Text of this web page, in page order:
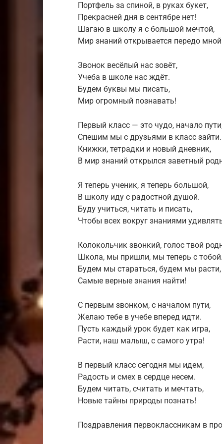
Портфель за спиной, в руках букет,
Прекрасней дня в сентябре нет!
Шагаю в школу я с большой мечтой,
Мир знаний открывается передо
Звонок весёлый нас зовёт,
Учеба в школе нас ждёт.
Будем буквы мы писать,
Мир огромный познавать!
Первый класс — это чудо, начало
Спешим мы с друзьями в класс зайти.
Книжки, тетрадки и новый дневник,
В мир знаний открылся заветный
Я теперь ученик, я теперь большой,
В школу иду с радостной душой.
Буду учиться, читать и писать,
Чтобы всех вокруг знаниями
Колокольчик звонкий, голос твой
Школа, мы пришли, мы теперь с тобой.
Будем мы стараться, будем мы расти,
Самые верные знания найти!
С первым звонком, с началом пути,
Желаю тебе в учебе вперед идти.
Пусть каждый урок будет как игра,
Расти, наш малыш, с самого утра!
В первый класс сегодня мы идем,
Радость и смех в сердце несем.
Будем читать, считать и мечтать,
Новые тайны природы познать!
Поздравления первоклассникам в